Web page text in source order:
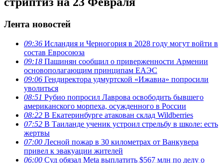
Лента новостей
09:36 Исландия и Черногория в 2028 году могут войти в
состав Евросоюза
09:18 Пашинян сообщил о приверженности Армении
основополагающим принципам ЕАЭС
09:06 Гендиректора удмуртской «Ижавиа» попросили
уволиться
08:51 Рубио попросил Лаврова освободить бывшего
американского морпеха, осужденного в России
08:22 В Екатеринбурге атакован склад Wildberries
07:52 В Таиланде ученик устроил стрельбу в школе: есть
жертвы
07:00 Лесной пожар в 30 километрах от Ванкувера
привел к эвакуации жителей
06:00 Суд обязал Meta выплатить $567 млн по делу о